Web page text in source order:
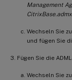
Management
CitrixBase.admx
Wechseln Sie
und fügen Sie
Fügen Sie die
Wechseln Sie